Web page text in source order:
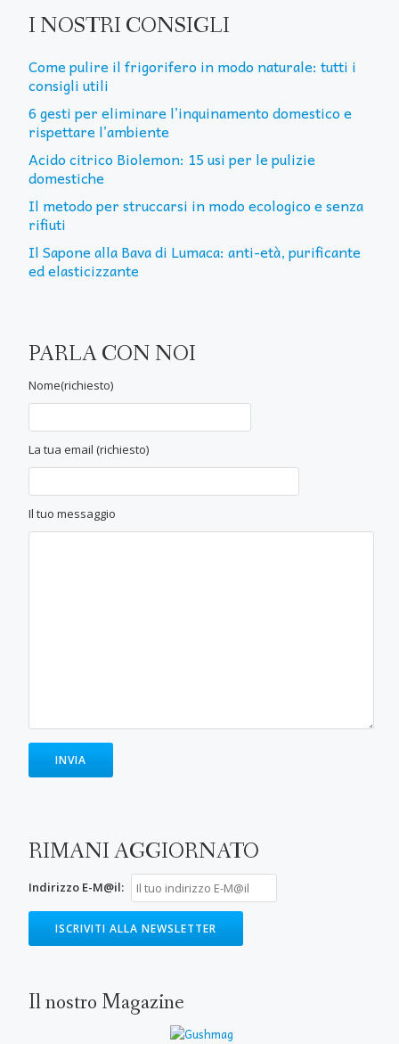
I NOSTRI CONSIGLI
Come pulire il frigorifero in modo naturale: tutti i
consigli utili
6 gesti per eliminare l’inquinamento domestico e
rispettare l’ambiente
Acido citrico Biolemon: 15 usi per le pulizie
domestiche
Il metodo per struccarsi in modo ecologico e senza
rifiuti
Il Sapone alla Bava di Lumaca: anti-età, purificante
ed elasticizzante
PARLA CON NOI
Nome(richiesto)
La tua email (richiesto)
Il tuo messaggio
RIMANI AGGIORNATO
Indirizzo E-M@il:
Il nostro Magazine